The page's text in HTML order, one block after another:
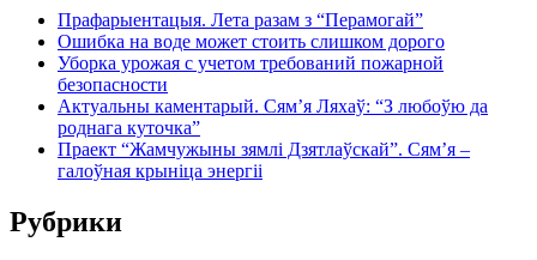
Прафарыентацыя. Лета разам з “Перамогай”
Ошибка на воде может стоить слишком дорого
Уборка урожая с учетом требований пожарной
безопасности
Актуальны каментарый. Сям’я Ляхаў: “З любоўю да
роднага куточка”
Праект “Жамчужыны зямлі Дзятлаўскай”. Сям’я –
галоўная крыніца энергіі
Рубрики